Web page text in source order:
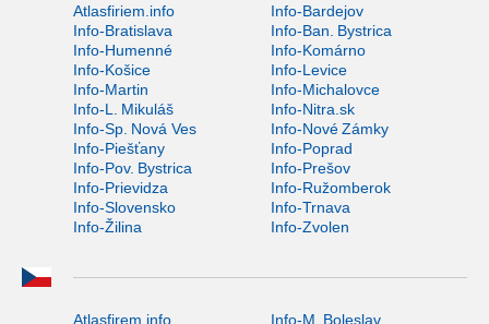
Atlasfiriem.info
Info-Bardejov
Info-Bratislava
Info-Ban. Bystrica
Info-Humenné
Info-Komárno
Info-Košice
Info-Levice
Info-Martin
Info-Michalovce
Info-L. Mikuláš
Info-Nitra.sk
Info-Sp. Nová Ves
Info-Nové Zámky
Info-Piešťany
Info-Poprad
Info-Pov. Bystrica
Info-Prešov
Info-Prievidza
Info-Ružomberok
Info-Slovensko
Info-Trnava
Info-Žilina
Info-Zvolen
Atlasfirem.info
Info-M. Boleslav